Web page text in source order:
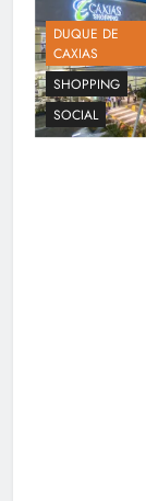
DUQUE DE
CAXIAS
SHOPPING
SOCIAL